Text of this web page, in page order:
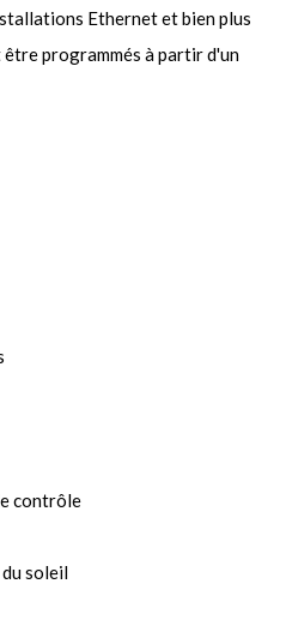
Ethernet et bien plus
programmés à partir d'un
contrôle
soleil